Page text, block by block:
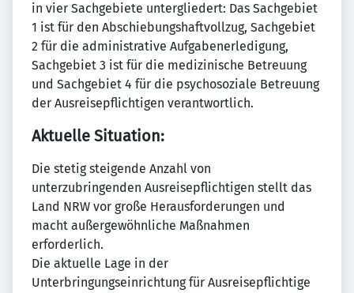
in vier Sachgebiete untergliedert: Das Sachgebiet
1 ist für den Abschiebungshaftvollzug, Sachgebiet
2 für die administrative Aufgabenerledigung,
Sachgebiet 3 ist für die medizinische Betreuung
und Sachgebiet 4 für die psychosoziale Betreuung
der Ausreisepflichtigen verantwortlich.
Aktuelle Situation:
Die stetig steigende Anzahl von
unterzubringenden Ausreisepflichtigen stellt das
Land NRW vor große Herausforderungen und
macht außergewöhnliche Maßnahmen
erforderlich.
Die aktuelle Lage in der
Unterbringungseinrichtung für Ausreisepflichtige